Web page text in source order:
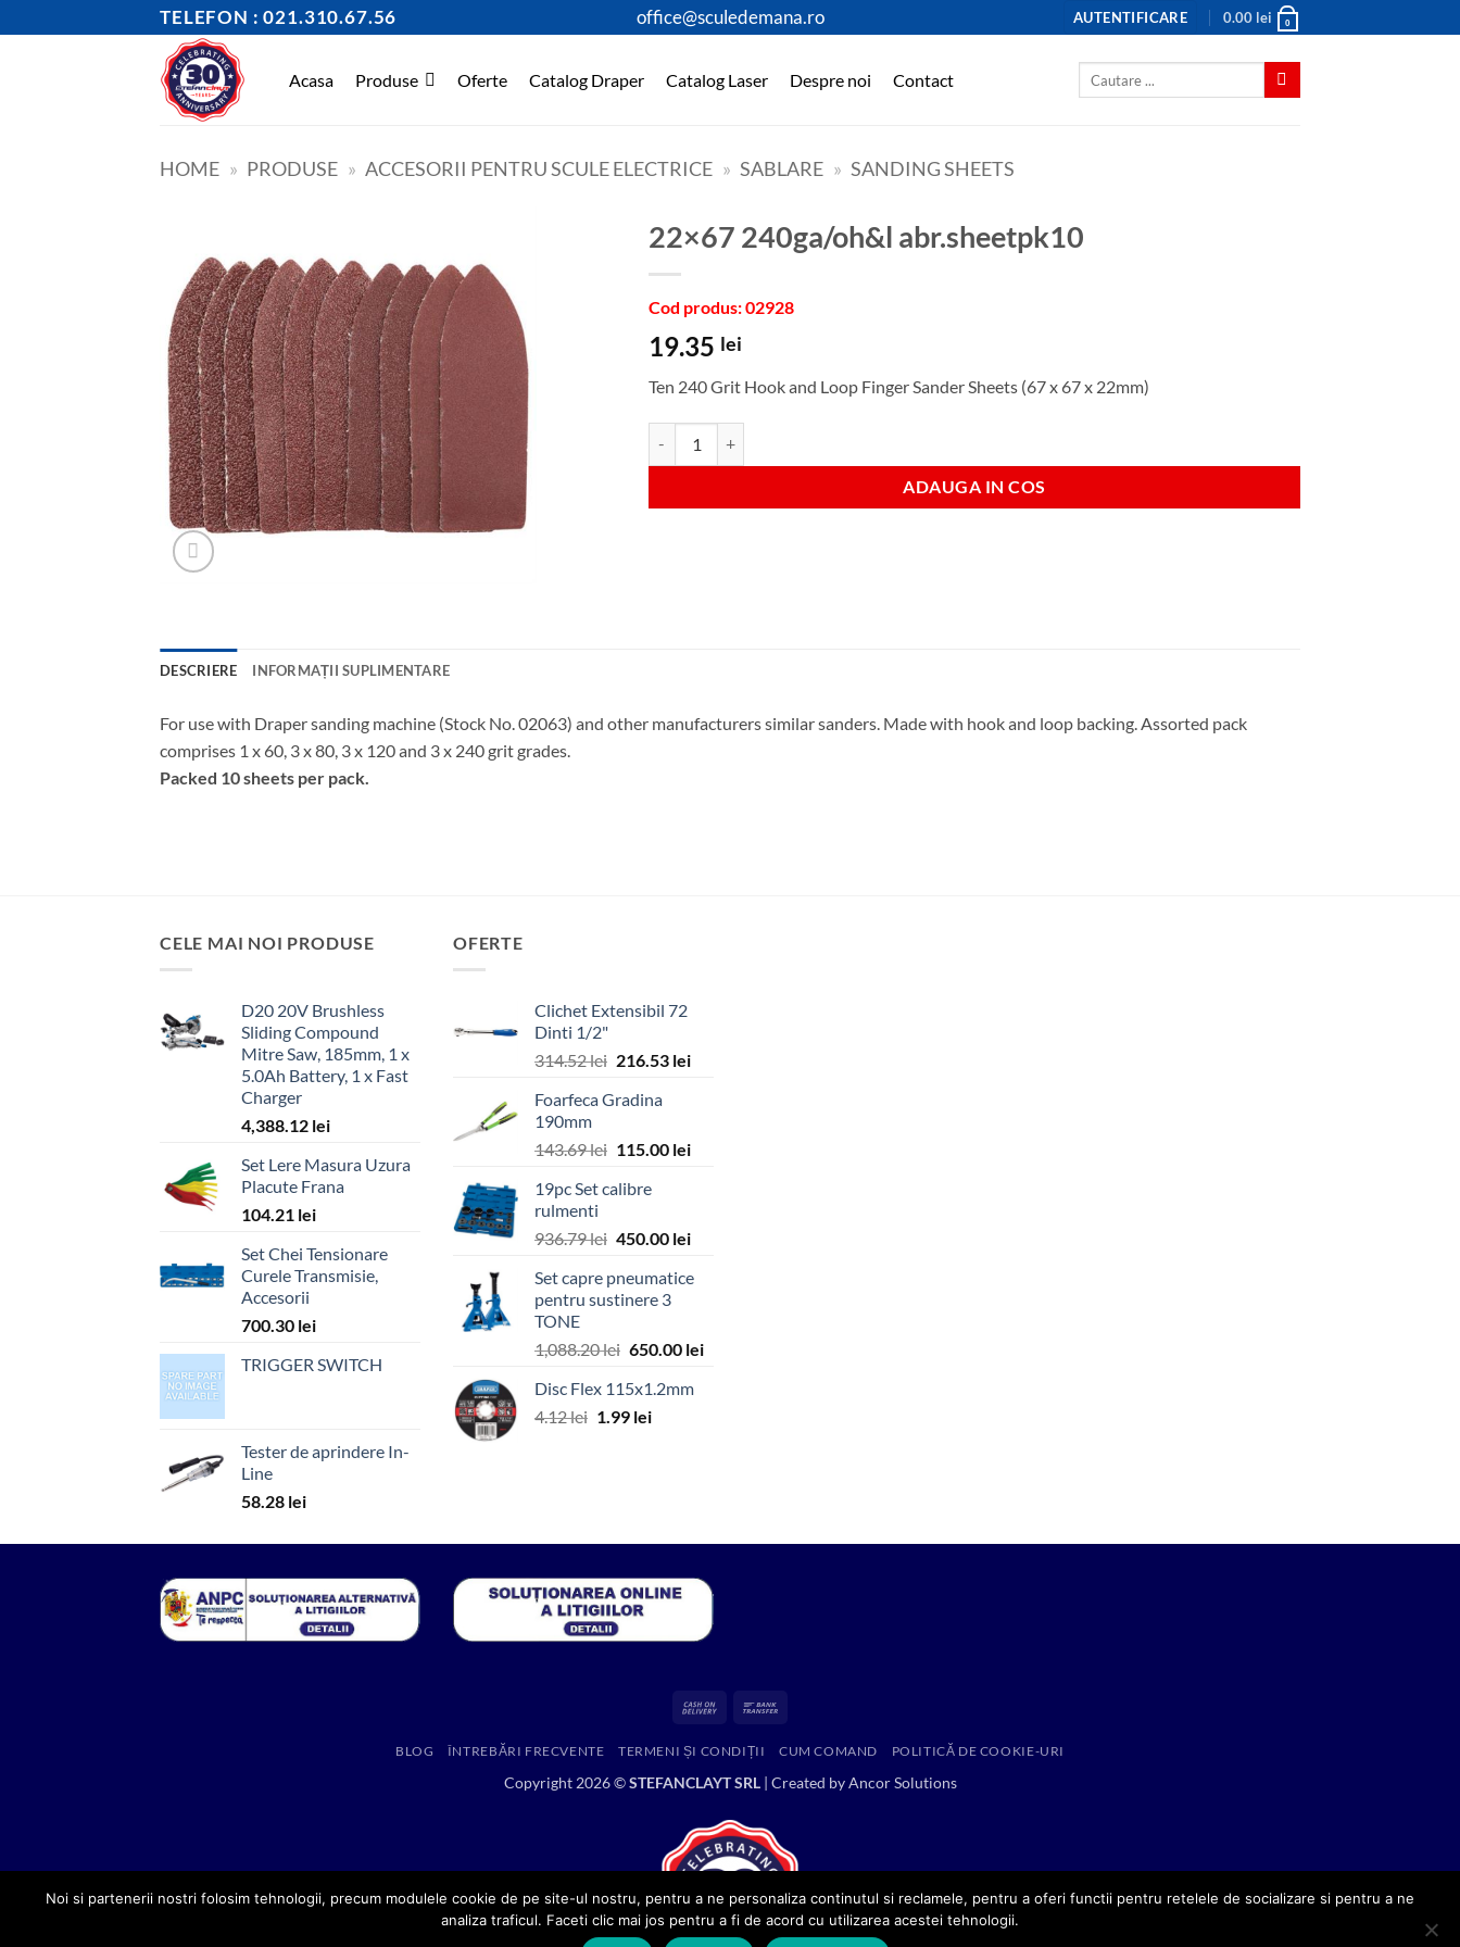
to
TELEFON : 021.310.67.56 office@sculedemana.ro AUTENTIFICARE 0.00 lei 0
Acasa Produse Oferte Catalog Draper Catalog Laser Despre noi Contact
HOME » PRODUSE » ACCESORII PENTRU SCULE ELECTRICE » SABLARE » SANDING SHEETS
22×67 240ga/oh&l abr.sheetpk10
Cod produs: 02928
19.35 lei
Ten 240 Grit Hook and Loop Finger Sander Sheets (67 x 67 x 22mm)
ADAUGA IN COS
DESCRIERE INFORMAȚII SUPLIMENTARE
For use with Draper sanding machine (Stock No. 02063) and other manufacturers similar sanders. Made with hook and loop backing. Assorted pack
comprises 1 x 60, 3 x 80, 3 x 120 and 3 x 240 grit grades.
Packed 10 sheets per pack.
CELE MAI NOI PRODUSE
D20 20V Brushless
Sliding Compound
Mitre Saw, 185mm, 1 x
5.0Ah Battery, 1 x Fast
Charger
4,388.12 lei
Set Lere Masura Uzura
Placute Frana
104.21 lei
Set Chei Tensionare
Curele Transmisie,
Accesorii
700.30 lei
TRIGGER SWITCH
Tester de aprindere In-
Line
58.28 lei
OFERTE
Clichet Extensibil 72
Dinti 1/2"
314.52lei Prețul
a
314.52 lei.
216.53 leiPrețul
Foarfeca Gradina
190mm
143.69lei Prețul
a
143.69 lei.
115.00 leiPrețul
19pc Set calibre
rulmenti
936.79lei Prețul
a
fost:
450.00 leiPrețul
este:
Set capre pneumatice
pentru sustinere 3
TONE
1,088.20lei Prețul
a
fost:
650.00 leiPrețul
Disc Flex 115x1.2mm
4.12lei Prețul
1.99 leiPrețul
Cash
Delivery
BLOG ÎNTREBĂRI FRECVENTE TERMENI ȘI CONDIȚII CUM COMAND POLITICĂ DE COOKIE-URI
Copyright 2026 ©STEFANCLAYT SRL| Created byAncor Solutions
Noi si partenerii nostri folosim tehnologii, precum modulele cookie de pe site-ul nostru, pentru a ne personaliza continutul si reclamele, pentru a oferi functii pentru retelele de socializare si pentru a ne
analiza traficul. Faceti clic mai jos pentru a fi de acord cu utilizarea acestei tehnologii.